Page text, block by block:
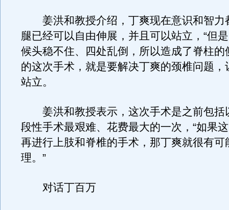
姜洪和教授介绍，丁爽现在意识和智力
腿已经可以自由伸展，并且可以站立，“但
候头稳不住、四处乱倒，所以造成了脊柱的
的这次手术，就是要解决丁爽的颈椎问题，
站立。
姜洪和教授表示，这次手术是之前包括
段性手术最艰难、花费最大的一次，“如果
再进行上肢和脊椎的手术，那丁爽就很有可
理。”
对话丁百万